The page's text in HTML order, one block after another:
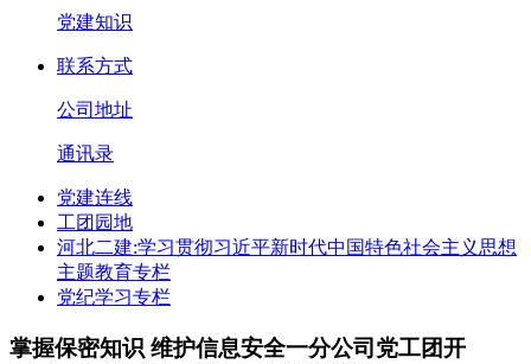
党建知识
联系方式
公司地址
通讯录
党建连线
工团园地
河北二建:学习贯彻习近平新时代中国特色社会主义思想
主题教育专栏
党纪学习专栏
掌握保密知识 维护信息安全一分公司党工团开